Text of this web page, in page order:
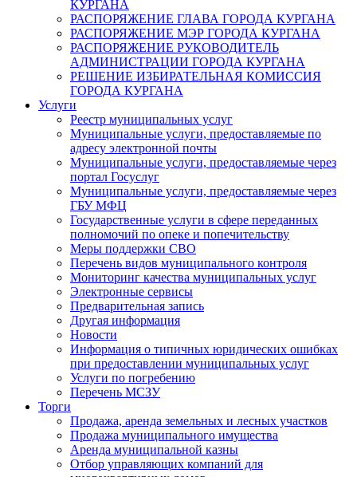
КУРГАНА
РАСПОРЯЖЕНИЕ ГЛАВА ГОРОДА КУРГАНА
РАСПОРЯЖЕНИЕ МЭР ГОРОДА КУРГАНА
РАСПОРЯЖЕНИЕ РУКОВОДИТЕЛЬ
АДМИНИСТРАЦИИ ГОРОДА КУРГАНА
РЕШЕНИЕ ИЗБИРАТЕЛЬНАЯ КОМИССИЯ
ГОРОДА КУРГАНА
Услуги
Реестр муниципальных услуг
Муниципальные услуги, предоставляемые по
адресу электронной почты
Муниципальные услуги, предоставляемые через
портал Госуслуг
Муниципальные услуги, предоставляемые через
ГБУ МФЦ
Государственные услуги в сфере переданных
полномочий по опеке и попечительству
Меры поддержки СВО
Перечень видов муниципального контроля
Мониторинг качества муниципальных услуг
Электронные сервисы
Предварительная запись
Другая информация
Новости
Информация о типичных юридических ошибках
при предоставлении муниципальных услуг
Услуги по погребению
Перечень МСЗУ
Торги
Продажа, аренда земельных и лесных участков
Продажа муниципального имущества
Аренда муниципальной казны
Отбор управляющих компаний для